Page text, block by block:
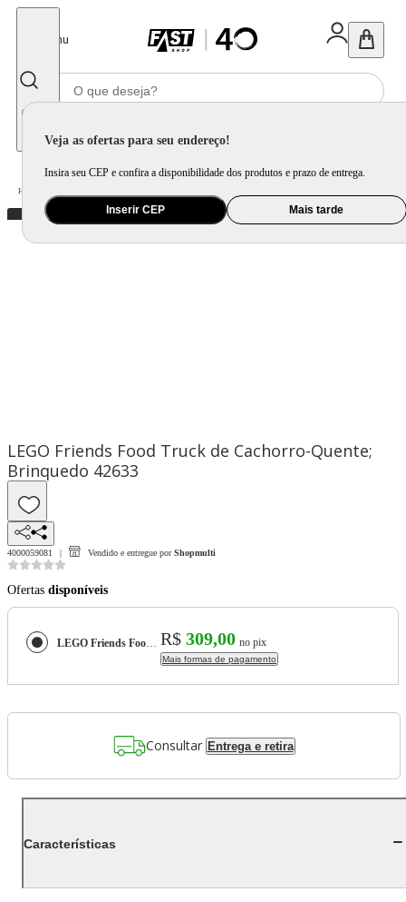
Menu
Veja as ofertas para seu endereço!
Insira seu CEP e confira a disponibilidade dos produtos e prazo de entrega.
Inserir CEP Mais tarde
Home
LEGO Friends Food Truck de Cachorro-Quente;
Brinquedo 42633
4000059081 Vendido e entregue por Shopmulti
Ofertas disponíveis
LEGO Friends Food Truck de Cachorro-Quente; Brinquedo 42633 R$ 309,00 no pix
Mais formas de pagamento
Consultar Entrega e retira
Características